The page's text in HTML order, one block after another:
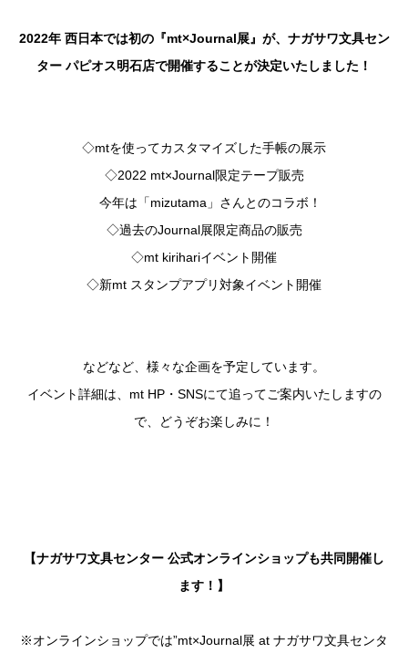
2022年 西日本では初の『mt×Journal展』が、ナガサワ文具セン
ター パピオス明石店で開催することが決定いたしました！
◇mtを使ってカスタマイズした手帳の展示
◇2022 mt×Journal限定テープ販売
今年は「mizutama」さんとのコラボ！
◇過去のJournal展限定商品の販売
◇mt kirihariイベント開催
◇新mt スタンプアプリ対象イベント開催
などなど、様々な企画を予定しています。
イベント詳細は、mt HP・SNSにて追ってご案内いたしますの
で、どうぞお楽しみに！
【ナガサワ文具センター 公式オンラインショップも共同開催し
ます！】
※オンラインショップでは”mt×Journal展 at ナガサワ文具センタ